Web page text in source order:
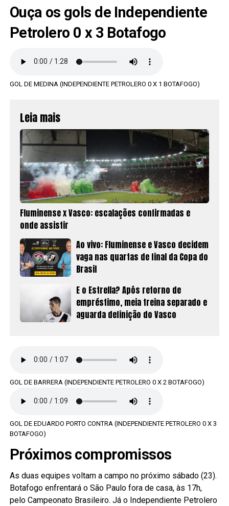
Ouça os gols de Independiente
Petrolero 0 x 3 Botafogo
GOL DE MEDINA (INDEPENDIENTE PETROLERO 0 X 1 BOTAFOGO)
Leia mais
Fluminense x Vasco: escalações confirmadas e
onde assistir
Ao vivo: Fluminense e Vasco decidem
vaga nas quartas de final da Copa do
Brasil
E o Estrella? Após retorno de
empréstimo, meia treina separado e
aguarda definição do Vasco
GOL DE BARRERA (INDEPENDIENTE PETROLERO 0 X 2 BOTAFOGO)
GOL DE EDUARDO PORTO CONTRA (INDEPENDIENTE PETROLERO 0 X 3
BOTAFOGO)
Próximos compromissos
As duas equipes voltam a campo no próximo sábado (23).
Botafogo enfrentará o São Paulo fora de casa, às 17h,
pelo Campeonato Brasileiro. Já o Independiente Petrolero